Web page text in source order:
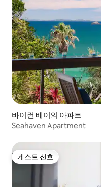
바이런 베이의 아파트
Seahaven Apartment
게스트 선호
게스트 선호